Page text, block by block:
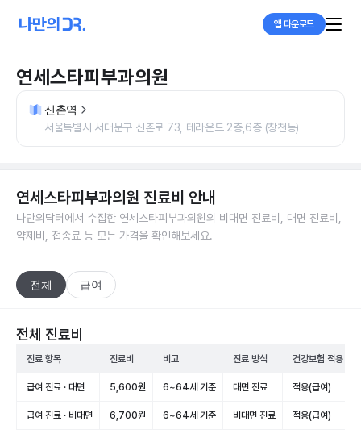
앱 다운로드
연세스타피부과의원
신촌역
서울특별시 서대문구 신촌로 73, 테라운드 2층,6층 (창천동)
연세스타피부과의원 진료비 안내
나만의닥터에서 수집한 연세스타피부과의원의 비대면 진료비, 대면 진료비,
약제비, 접종료 등 모든 가격을 확인해보세요.
전체 급여
전체 진료비
진료 항목 진료비 비고 진료 방식 건강보험 적용
급여 진료 · 대면 5,600원 6~64세 기준 대면 진료 적용(급여)
급여 진료 · 비대면 6,700원 6~64세 기준 비대면 진료 적용(급여)